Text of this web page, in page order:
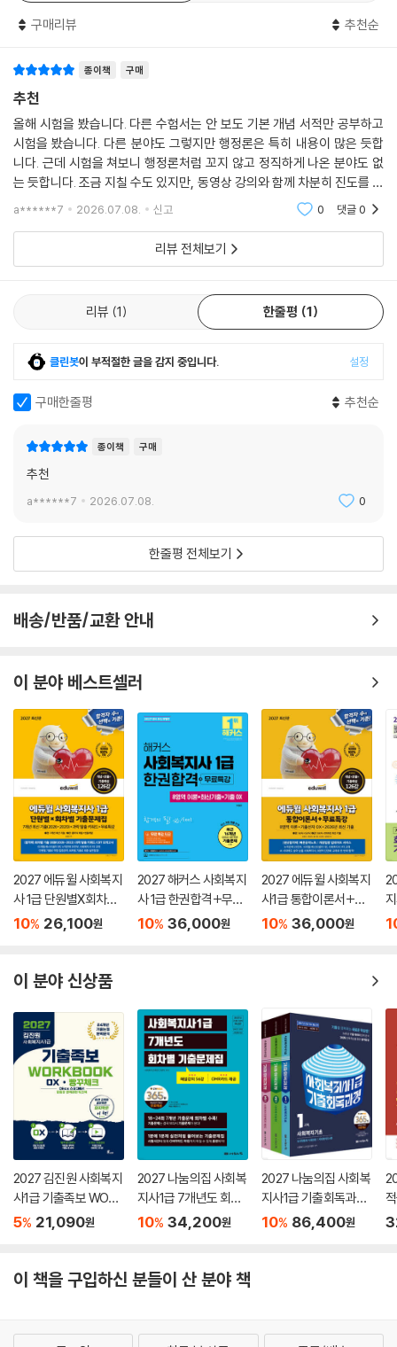
구매리뷰 추천순
종이책 구매
추천
올해 시험을 봤습니다. 다른 수험서는 안 보도 기본 개념 서적만 공부하고
시험을 봤습니다. 다른 분야도 그렇지만 행정론은 특히 내용이 많은 듯합
니다. 근데 시험을 쳐보니 행정론처럼 꼬지 않고 정직하게 나온 분야도 없
는 듯합니다. 조금 지칠 수도 있지만, 동영상 강의와 함께 차분히 진도를 뺀
다면 합격에 문제는 없을 거라 자신합니다. 3교시 과목에서 특히 행정론에
a******7 2026.07.08. 신고 0 댓글0
리뷰 전체보기
리뷰 1 한줄평 1
클린봇이 부적절한 글을 감지 중입니다. 설정
구매한줄평 추천순
종이책 구매
추천
a******7 2026.07.08. 0
한줄평 전체보기
배송/반품/교환 안내
이 분야 베스트셀러
2027 에듀윌 사회복지
사 1급 단원별X회차별
기출문제집+무료특강
10% 26,100원
2027 해커스 사회복지
사 1급 한권합격+무료
특강 (8영역 이론+최
10% 36,000원
2027 에듀윌 사회복지
사1급 통합이론서+무
료특강
10% 36,000원
이 분야 신상품
2027 김진원 사회복지
사1급 기출족보 WORK
BOOK OX·빵꾸체크
5% 21,090원
2027 나눔의집 사회복
지사1급 7개년도 회차
별 기출문제집
10% 34,200원
2027 나눔의집 사회복
지사1급 기출회독과정
세트
10% 86,400원
이 책을 구입하신 분들이 산 분야 책